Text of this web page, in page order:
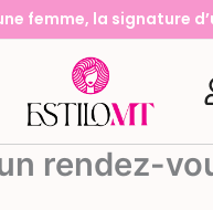
femme, la signature
rendez-